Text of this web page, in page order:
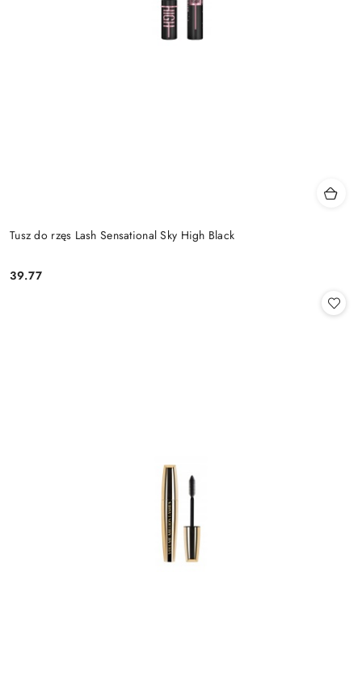
Tusz do rzęs Lash Sensational Sky High Black
Cena:
39.77